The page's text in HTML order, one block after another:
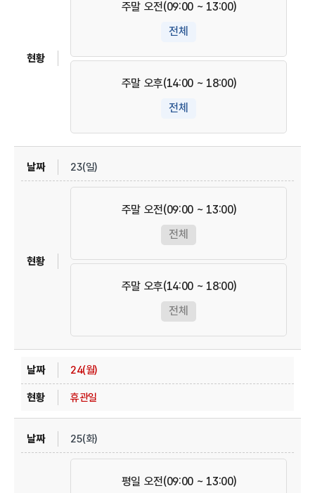
주말 오전(09:00 ~ 13:00)
전체
주말 오후(14:00 ~ 18:00)
전체
23(일)
주말 오전(09:00 ~ 13:00)
전체
주말 오후(14:00 ~ 18:00)
전체
24(월)
휴관일
25(화)
평일 오전(09:00 ~ 13:00)